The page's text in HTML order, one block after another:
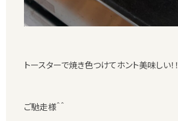
トースターで焼き色つけてホント美味しい！！
ご馳走様＾＾